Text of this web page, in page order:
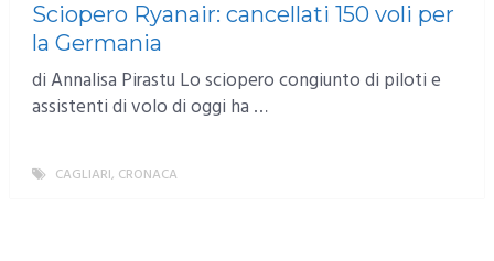
Sciopero Ryanair: cancellati 150 voli per
la Germania
di Annalisa Pirastu Lo sciopero congiunto di piloti e
assistenti di volo di oggi ha …
CAGLIARI, CRONACA